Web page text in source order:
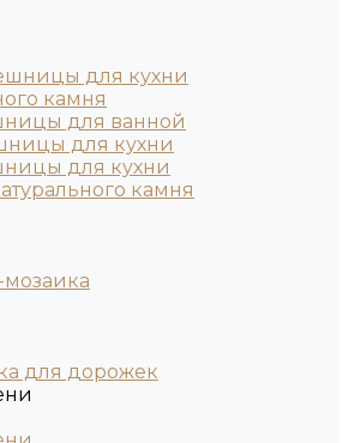
для кухни
камня
для ванной
для кухни
для кухни
камня
для дорожек